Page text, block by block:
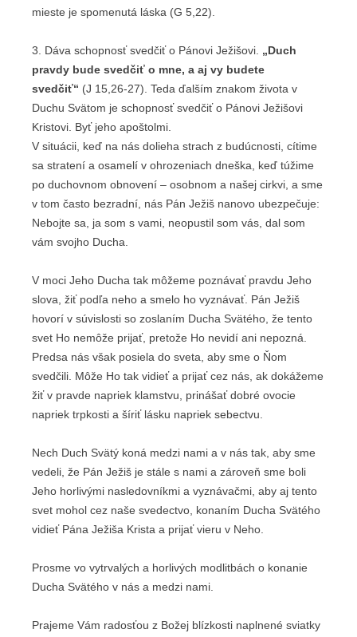
mieste je spomenutá láska (G 5,22).
3. Dáva schopnosť svedčiť o Pánovi Ježišovi. „Duch
pravdy bude svedčiť o mne, a aj vy budete
svedčiť“ (J 15,26-27). Teda ďalším znakom života v
Duchu Svätom je schopnosť svedčiť o Pánovi Ježišovi
Kristovi. Byť jeho apoštolmi.
V situácii, keď na nás dolieha strach z budúcnosti, cítime
sa stratení a osamelí v ohrozeniach dneška, keď túžime
po duchovnom obnovení – osobnom a našej cirkvi, a sme
v tom často bezradní, nás Pán Ježiš nanovo ubezpečuje:
Nebojte sa, ja som s vami, neopustil som vás, dal som
vám svojho Ducha.
V moci Jeho Ducha tak môžeme poznávať pravdu Jeho
slova, žiť podľa neho a smelo ho vyznávať. Pán Ježiš
hovorí v súvislosti so zoslaním Ducha Svätého, že tento
svet Ho nemôže prijať, pretože Ho nevidí ani nepozná.
Predsa nás však posiela do sveta, aby sme o Ňom
svedčili. Môže Ho tak vidieť a prijať cez nás, ak dokážeme
žiť v pravde napriek klamstvu, prinášať dobré ovocie
napriek trpkosti a šíriť lásku napriek sebectvu.
Nech Duch Svätý koná medzi nami a v nás tak, aby sme
vedeli, že Pán Ježiš je stále s nami a zároveň sme boli
Jeho horlivými nasledovníkmi a vyznávačmi, aby aj tento
svet mohol cez naše svedectvo, konaním Ducha Svätého
vidieť Pána Ježiša Krista a prijať vieru v Neho.
Prosme vo vytrvalých a horlivých modlitbách o konanie
Ducha Svätého v nás a medzi nami.
Prajeme Vám radosťou z Božej blízkosti naplnené sviatky